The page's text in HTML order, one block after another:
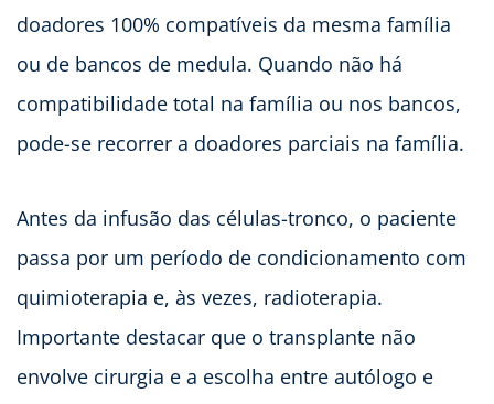
doadores 100% compatíveis da mesma família
ou de bancos de medula. Quando não há
compatibilidade total na família ou nos bancos,
pode-se recorrer a doadores parciais na família.
Antes da infusão das células-tronco, o paciente
passa por um período de condicionamento com
quimioterapia e, às vezes, radioterapia.
Importante destacar que o transplante não
envolve cirurgia e a escolha entre autólogo e